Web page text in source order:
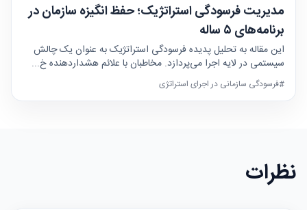
مدیریت فرسودگی استراتژیک؛ حفظ انگیزه سازمان در
برنامه‌های ۵ ساله
این مقاله به تحلیل پدیده فرسودگی استراتژیک به عنوان یک چالش
سیستمی در لایه اجرا می‌پردازد. مخاطبان با علائم هشداردهنده خ...
#فرسودگی سازمانی در اجرای استراتژی
نظرات